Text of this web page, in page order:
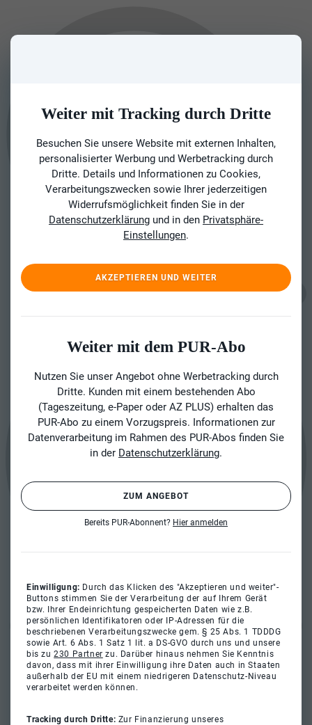
Weiter mit Tracking durch Dritte
Besuchen Sie unsere Website mit externen Inhalten,
personalisierter Werbung und Werbetracking durch
Dritte. Details und Informationen zu Cookies,
Verarbeitungszwecken sowie Ihrer jederzeitigen
Widerrufsmöglichkeit finden Sie in der
Datenschutzerklärung und in den Privatsphäre-
Einstellungen.
AKZEPTIEREN UND WEITER
Weiter mit dem PUR-Abo
Nutzen Sie unser Angebot ohne Werbetracking durch
Dritte. Kunden mit einem bestehenden Abo
(Tageszeitung, e-Paper oder AZ PLUS) erhalten das
PUR-Abo zu einem Vorzugspreis. Informationen zur
Datenverarbeitung im Rahmen des PUR-Abos finden Sie
in der Datenschutzerklärung.
ZUM ANGEBOT
Bereits PUR-Abonnent? Hier anmelden
Einwilligung: Durch das Klicken des "Akzeptieren und weiter"-
Buttons stimmen Sie der Verarbeitung der auf Ihrem Gerät
bzw. Ihrer Endeinrichtung gespeicherten Daten wie z.B.
persönlichen Identifikatoren oder IP-Adressen für die
beschriebenen Verarbeitungszwecke gem. § 25 Abs. 1 TDDDG
sowie Art. 6 Abs. 1 Satz 1 lit. a DS-GVO durch uns und unsere
bis zu230 Partner zu. Darüber hinaus nehmen Sie Kenntnis
davon, dass mit ihrer Einwilligung ihre Daten auch in Staaten
außerhalb der EU mit einem niedrigeren Datenschutz-Niveau
verarbeitet werden können.
Tracking durch Dritte: Zur Finanzierung unseres